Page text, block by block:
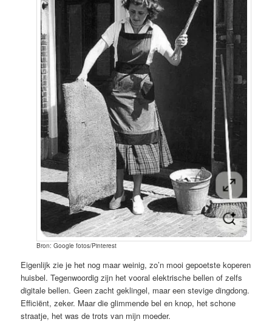
Bron: Google fotos/Pinterest
Eigenlijk zie je het nog maar weinig, zo’n mooi gepoetste koperen
huisbel. Tegenwoordig zijn het vooral elektrische bellen of zelfs
digitale bellen. Geen zacht geklingel, maar een stevige dingdong.
Efficiënt, zeker. Maar die glimmende bel en knop, het schone
straatje, het was de trots van mijn moeder.